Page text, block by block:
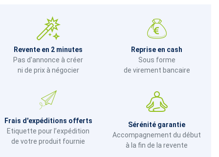
Revente en 2 minutes
Pas d'annonce à créer
ni de prix à négocier
Reprise en cash
Sous forme
de virement bancaire
Frais d'expéditions offerts
Etiquette pour l’expédition
de votre produit fournie
Sérénité garantie
Accompagnement du début
à la fin de la revente